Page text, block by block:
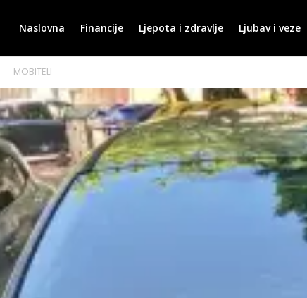
Naslovna Financije Ljepota i zdravlje Ljubav i veze